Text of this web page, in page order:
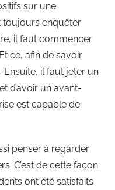
sur une
toujours enquêter
il faut commencer
ce, afin de savoir
Ensuite, il faut jeter un
d’avoir un avant-
est capable de
penser à regarder
C’est de cette façon
ont été satisfaits